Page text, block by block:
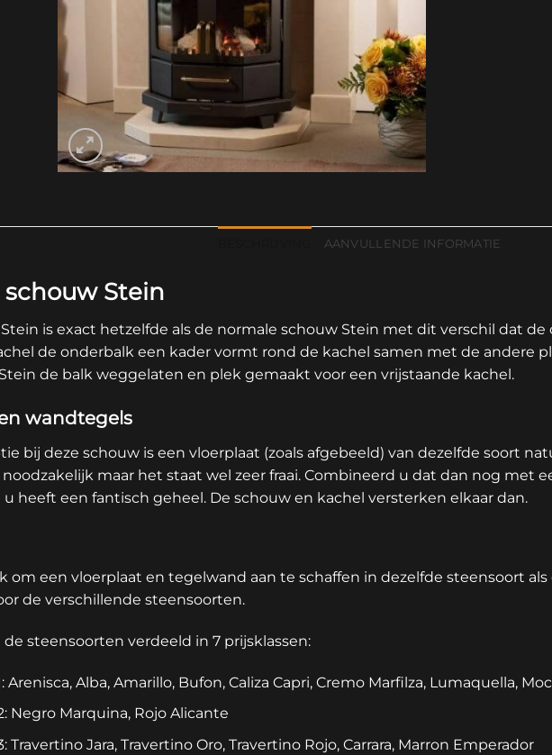
AANVULLENDE INFORMATIE
schouw Stein
Stein is exact hetzelfde als de normale schouw Stein met dit verschil dat
de onderbalk een kader vormt rond de kachel samen met de andere
de balk weggelaten en plek gemaakt voor een vrijstaande kachel.
wandtegels
bij deze schouw is een vloerplaat (zoals afgebeeld) van dezelfde soort
maar het staat wel zeer fraai. Combineerd u dat dan nog met
heeft een fantisch geheel. De schouw en kachel versterken elkaar dan.
om een vloerplaat en tegelwand aan te schaffen in dezelfde steensoort
de verschillende steensoorten.
steensoorten verdeeld in 7 prijsklassen:
Arenisca, Alba, Amarillo, Bufon, Caliza Capri, Cremo Marfilza, Lumaquella,
Negro Marquina, Rojo Alicante
Travertino Jara, Travertino Oro, Travertino Rojo, Carrara, Marron Emperador